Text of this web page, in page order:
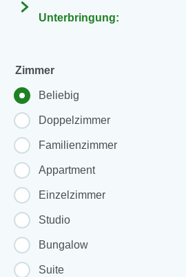
Unterbringung:
Zimmer
Beliebig
Doppelzimmer
Familienzimmer
Appartment
Einzelzimmer
Studio
Bungalow
Suite